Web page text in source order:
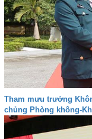
Tham mưu trưởng
chủng Phòng không-